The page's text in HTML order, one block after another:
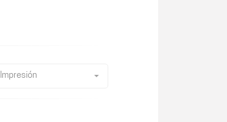
Impresión